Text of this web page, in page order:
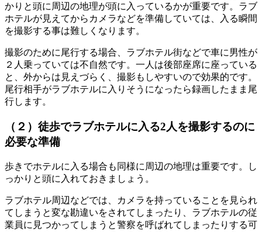
かりと頭に周辺の地理が頭に入っているかが重要です。 ラブ
ホテルが見えてからカメラなどを準備していては
入る瞬間
を撮影する事は難しくなります。
撮影のために尾行する場合 ラブホテル街などで車に男性が
２人乗っていては不自然です。 一人は後部座席に座っている
と
外からは見えづらく 撮影もしやすいので効果的です。
尾行相手がラブホテルに入りそうになったら録画したまま尾
行します。
（２）徒歩でラブホテルに入る2人を撮影するのに
必要な準備
歩きでホテルに入る場合も同様に周辺の地理は重要です。
し
っかりと頭に入れておきましょう 。
ラブホテル周辺などでは
カメラを持っていることを見られ
てしまうと変な勘違いをされてしまったり
ラブホテルの従
業員に見つかってしまうと警察を呼ばれてしまったりする可